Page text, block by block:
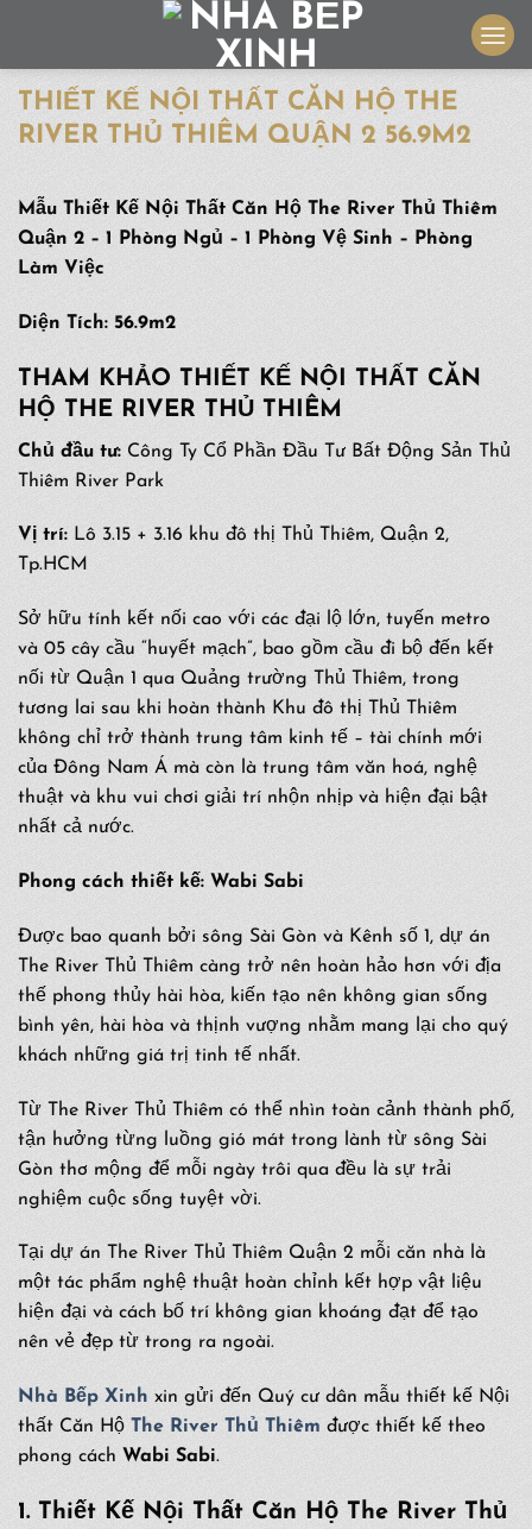
content
THIẾT KẾ NỘI THẤT CĂN HỘ THE
RIVER THỦ THIÊM QUẬN 2 56.9M2
Mẫu Thiết Kế Nội Thất Căn Hộ The River Thủ Thiêm
Quận 2 – 1 Phòng Ngủ – 1 Phòng Vệ Sinh – Phòng
Làm Việc
Diện Tích: 56.9m2
THAM KHẢO THIẾT KẾ NỘI THẤT CĂN
HỘ THE RIVER THỦ THIÊM
Chủ đầu tư: Công Ty Cổ Phần Đầu Tư Bất Động Sản Thủ
Thiêm River Park
Vị trí: Lô 3.15 + 3.16 khu đô thị Thủ Thiêm, Quận 2,
Tp.HCM
Sở hữu tính kết nối cao với các đại lộ lớn, tuyến metro
và 05 cây cầu “huyết mạch”, bao gồm cầu đi bộ đến kết
nối từ Quận 1 qua Quảng trường Thủ Thiêm, trong
tương lai sau khi hoàn thành Khu đô thị Thủ Thiêm
không chỉ trở thành trung tâm kinh tế – tài chính mới
của Đông Nam Á mà còn là trung tâm văn hoá, nghệ
thuật và khu vui chơi giải trí nhộn nhịp và hiện đại bật
nhất cả nước.
Phong cách thiết kế: Wabi Sabi
Được bao quanh bởi sông Sài Gòn và Kênh số 1, dự án
The River Thủ Thiêm càng trở nên hoàn hảo hơn với địa
thế phong thủy hài hòa, kiến tạo nên không gian sống
bình yên, hài hòa và thịnh vượng nhằm mang lại cho quý
khách những giá trị tinh tế nhất.
Từ The River Thủ Thiêm có thể nhìn toàn cảnh thành phố,
tận hưởng từng luồng gió mát trong lành từ sông Sài
Gòn thơ mộng để mỗi ngày trôi qua đều là sự trải
nghiệm cuộc sống tuyệt vời.
Tại dự án The River Thủ Thiêm Quận 2 mỗi căn nhà là
một tác phẩm nghệ thuật hoàn chỉnh kết hợp vật liệu
hiện đại và cách bố trí không gian khoáng đạt để tạo
nên vẻ đẹp từ trong ra ngoài.
Nhà Bếp Xinh xin gửi đến Quý cư dân mẫu thiết kế Nội
thất Căn Hộ The River Thủ Thiêm được thiết kế theo
phong cách Wabi Sabi.
1. Thiết Kế Nội Thất Căn Hộ The River Thủ